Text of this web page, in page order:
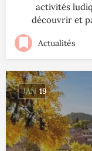
activités
découvrir et
Actualités
JAN 19